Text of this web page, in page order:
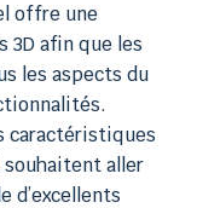
offre une
3D afin que les
les aspects du
caractéristiques
souhaitent aller
d’excellents